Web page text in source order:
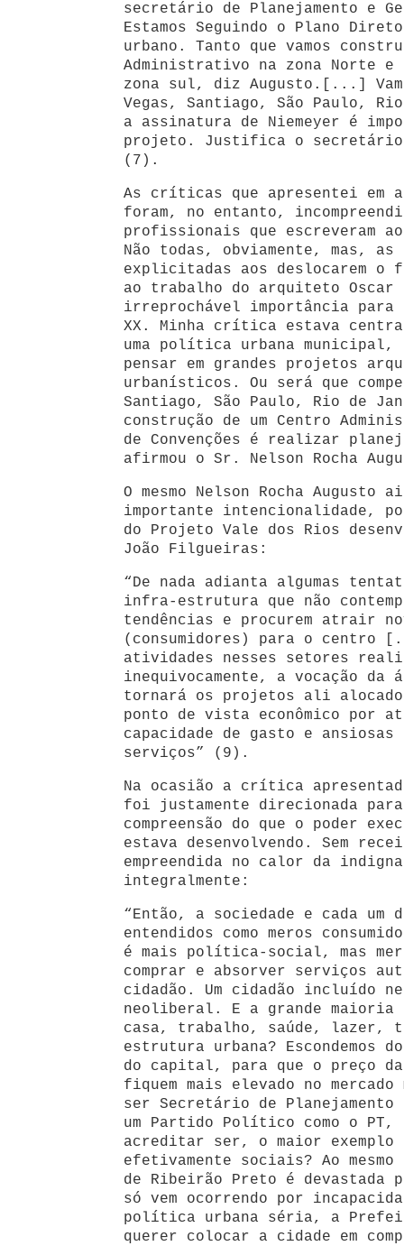
secretário de Planejamento e
Estamos Seguindo o Plano
urbano. Tanto que vamos
Administrativo na zona Norte e
zona sul, diz Augusto.[...]
Vegas, Santiago, São Paulo,
a assinatura de Niemeyer é
projeto. Justifica o secretário
(7).
As críticas que apresentei em
foram, no entanto,
profissionais que escreveram
Não todas, obviamente, mas, as
explicitadas aos deslocarem o
ao trabalho do arquiteto Oscar
irreprochável importância
XX. Minha crítica estava
uma política urbana
pensar em grandes projetos
urbanísticos. Ou será que
Santiago, São Paulo, Rio de
construção de um Centro
de Convenções é realizar
afirmou o Sr. Nelson Rocha
O mesmo Nelson Rocha
importante intencionalidade,
do Projeto Vale dos Rios
João Filgueiras:
“De nada adianta algumas
infra-estrutura que não
tendências e procurem atrair
(consumidores) para o centro
atividades nesses setores
inequivocamente, a vocação da
tornará os projetos ali
ponto de vista econômico por
capacidade de gasto e ansiosas
serviços” (9).
Na ocasião a crítica
foi justamente direcionada
compreensão do que o poder
estava desenvolvendo. Sem
empreendida no calor da
integralmente:
“Então, a sociedade e cada um
entendidos como meros
é mais política-social, mas
comprar e absorver serviços
cidadão. Um cidadão incluído
neoliberal. E a grande maioria
casa, trabalho, saúde, lazer,
estrutura urbana? Escondemos
do capital, para que o preço
fiquem mais elevado no
ser Secretário de Planejamento
um Partido Político como o PT,
acreditar ser, o maior exemplo
efetivamente sociais? Ao mesmo
de Ribeirão Preto é devastada
só vem ocorrendo por
política urbana séria, a
querer colocar a cidade em